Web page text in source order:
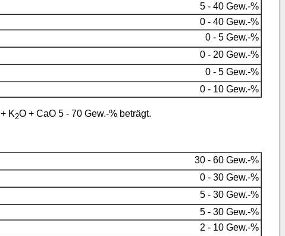
5 - 40 Gew.-%
0 - 40 Gew.-%
0 - 5 Gew.-%
0 - 20 Gew.-%
0 - 5 Gew.-%
0 - 10 Gew.-%
K2O + CaO 5 - 70 Gew.-% beträgt.
30 - 60 Gew.-%
0 - 30 Gew.-%
5 - 30 Gew.-%
5 - 30 Gew.-%
2 - 10 Gew.-%